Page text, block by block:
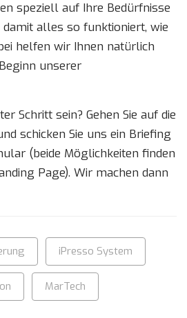
speziell auf Ihre Bedürfnisse
damit alles so funktioniert, wie
helfen wir Ihnen natürlich
unserer
Schritt sein? Gehen Sie auf die
schicken Sie uns ein Briefing
(beide Möglichkeiten finden
Page). Wir machen dann
iPresso System
MarTech